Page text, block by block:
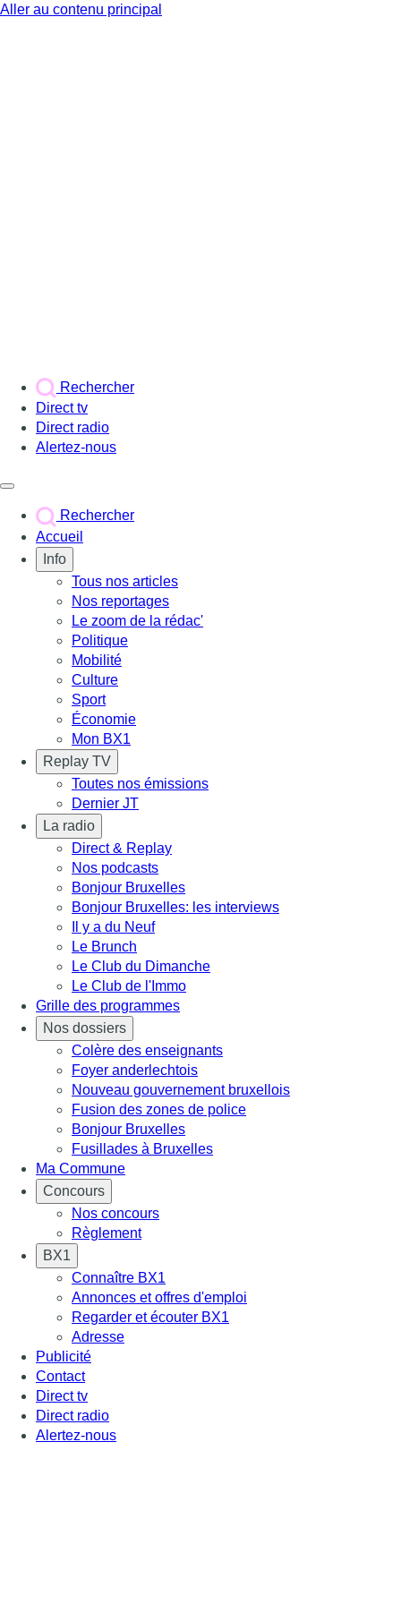
Aller au contenu principal
Rechercher
Direct tv
Direct radio
Alertez-nous
Rechercher
Accueil
Info
Tous nos articles
Nos reportages
Le zoom de la rédac'
Politique
Mobilité
Culture
Sport
Économie
Mon BX1
Replay TV
Toutes nos émissions
Dernier JT
La radio
Direct & Replay
Nos podcasts
Bonjour Bruxelles
Bonjour Bruxelles: les interviews
Il y a du Neuf
Le Brunch
Le Club du Dimanche
Le Club de l'Immo
Grille des programmes
Nos dossiers
Colère des enseignants
Foyer anderlechtois
Nouveau gouvernement bruxellois
Fusion des zones de police
Bonjour Bruxelles
Fusillades à Bruxelles
Ma Commune
Concours
Nos concours
Règlement
BX1
Connaître BX1
Annonces et offres d'emploi
Regarder et écouter BX1
Adresse
Publicité
Contact
Direct tv
Direct radio
Alertez-nous